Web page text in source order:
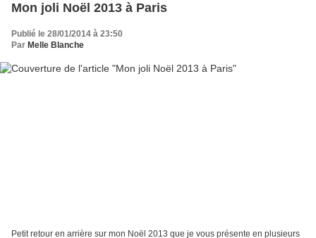
Mon joli Noël 2013 à Paris
Publié le 28/01/2014 à 23:50
Par Melle Blanche
Petit retour en arrière sur mon Noël 2013 que je vous présente en plusieurs